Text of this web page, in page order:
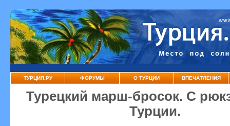
ТУРЦИЯ.РУ ФОРУМЫ О ТУРЦИИ ВПЕЧАТЛЕНИЯ
Турецкий марш-бросок. С
Турции.